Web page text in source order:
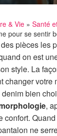
& Vie » Santé
pour se sentir
pièces les
on est
style. La
changer votre
bien
,
confort.
ne